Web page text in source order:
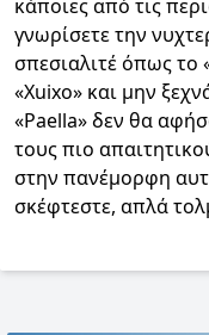
κάποιες από τις
γνωρίσετε την
σπεσιαλιτέ όπως το
«Xuixo» και μην
«Paella» δεν θα
τους πιο
στην πανέμορφη
σκέφτεστε, απλά